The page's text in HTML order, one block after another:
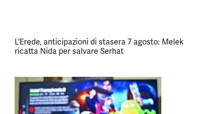
L’Erede, anticipazioni di stasera 7 agosto: Melek
ricatta Nida per salvare Serhat